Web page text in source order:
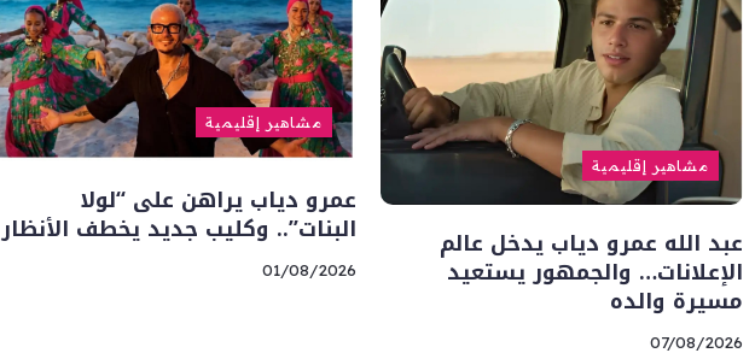
مشاهير إقليمية
عبد الله عمرو دياب يدخل عالم
الإعلانات… والجمهور يستعيد
مسيرة والده
07/08/2026
مشاهير إقليمية
عمرو دياب يراهن على “لولا
البنات”.. وكليب جديد يخطف الأنظار
01/08/2026